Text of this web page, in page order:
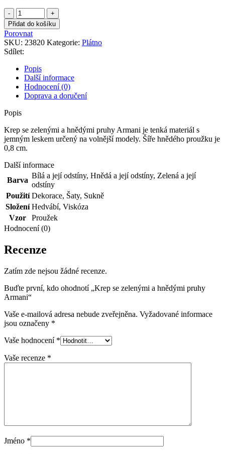
Krep
se
zelenými
a
hnědými
pruhy
Armani
množství
Přidat do košíku
Porovnat
SKU: 23820 Kategorie: Plátno
Sdílet:
Popis
Další informace
Hodnocení (0)
Doprava a doručení
Popis
Krep se zelenými a hnědými pruhy Armani je tenká materiál s
jemným leskem určený na volnější modely. Šíře hnědého proužku je
0,8 cm.
Další informace
Barva
Bílá a její odstíny, Hnědá a její odstíny, Zelená a její
odstíny
Použití Dekorace, Šaty, Sukně
Složení Hedvábí, Viskóza
Vzor
Proužek
Hodnocení (0)
Recenze
Zatím zde nejsou žádné recenze.
Buďte první, kdo ohodnotí „Krep se zelenými a hnědými pruhy
Armani“
Vaše e-mailová adresa nebude zveřejněna. Vyžadované informace
jsou označeny *
Vaše hodnocení *
Vaše recenze *
Jméno *